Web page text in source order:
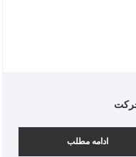
ادامه مطلب